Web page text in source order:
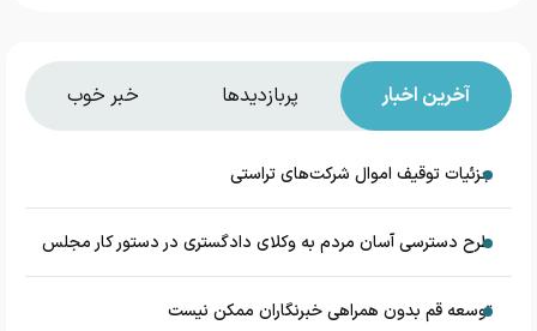
آخرین اخبار پربازدیدها خبر خوب
جزئیات توقیف اموال شرکت‌های تراستی
طرح دسترسی آسان مردم به وکلای دادگستری در دستور کار مجلس
توسعه قم بدون همراهی خبرنگاران ممکن نیست